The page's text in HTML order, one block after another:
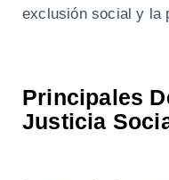
exclusión social y la
Principales
Justicia